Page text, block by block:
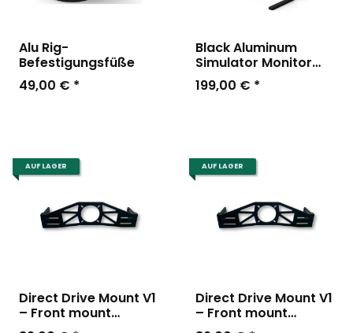
Alu Rig-
Befestigungsfüße
49,00 € *
Black Aluminum
Simulator Monitor
Stand
199,00 € *
AUF LAGER
Direct Drive Mount V1
– Front mount
580mm
AUF LAGER
Direct Drive Mount V1
– Front mount
600mm